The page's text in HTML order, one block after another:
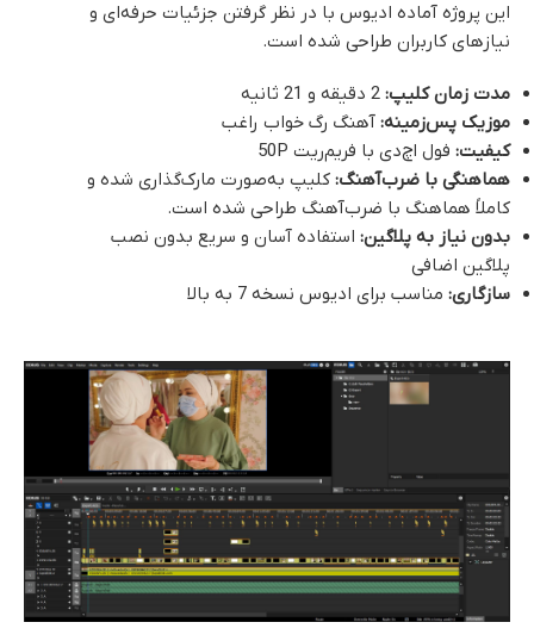
این پروژه آماده ادیوس با در نظر گرفتن جزئیات حرفه‌ای و
نیازهای کاربران طراحی شده است.
مدت زمان کلیپ:
موزیک پس‌زمینه: آهنگ رگ خواب راغب
کیفیت: فول اچ‌دی با فریم‌ریت 50P
هماهنگی با ضرب‌آهنگ: کلیپ به‌صورت مارک‌گذاری شده و
کاملاً هماهنگ با ضرب‌آهنگ طراحی شده است.
بدون نیاز به پلاگین: استفاده آسان و سریع بدون نصب
پلاگین اضافی
سازگاری: مناسب برای ادیوس نسخه 7 به بالا